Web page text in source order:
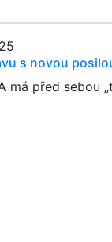
s novou
má před sebou